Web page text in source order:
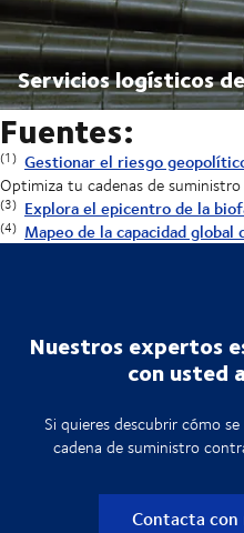
Servicios logísticos
Fuentes:
(1) Gestionar el riesgo
Optimiza tu cadenas de suministro
(3) Explora el epicentro de la
(4) Mapeo de la capacidad global
Nuestros expertos
con usted
Si quieres descubrir cómo
cadena de suministro
Contacta con